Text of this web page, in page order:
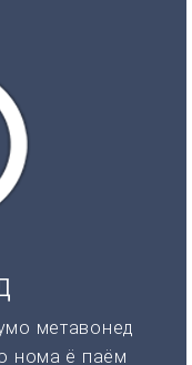
метавонед
нома ё паём